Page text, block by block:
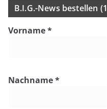
B.I.G.-News bestel­len
Vorname*
Nachname*